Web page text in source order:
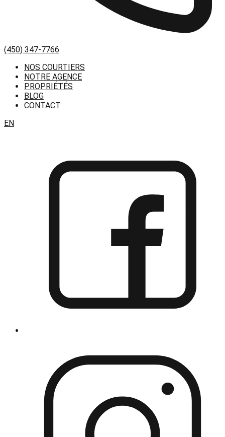
(450) 347-7766
NOS COURTIERS
NOTRE AGENCE
PROPRIÉTÉS
BLOG
CONTACT
EN